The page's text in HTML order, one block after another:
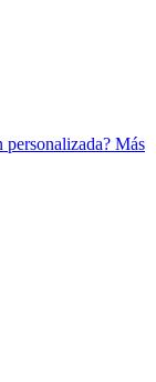
personalizada? Más